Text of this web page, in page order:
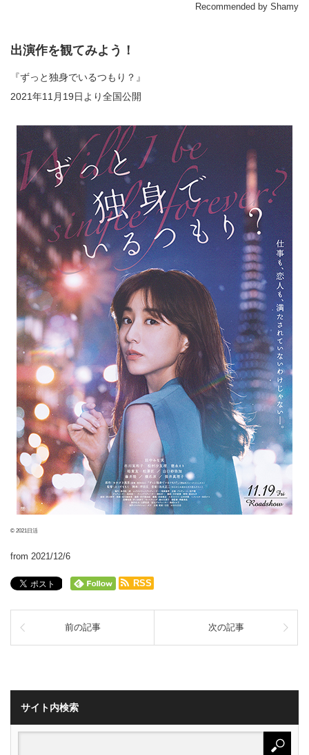
Recommended by Shamy
出演作を観てみよう！
『ずっと独身でいるつもり？』
2021年11月19日より全国公開
© 2021日活
from 2021/12/6
RSS
前の記事 次の記事
サイト内検索